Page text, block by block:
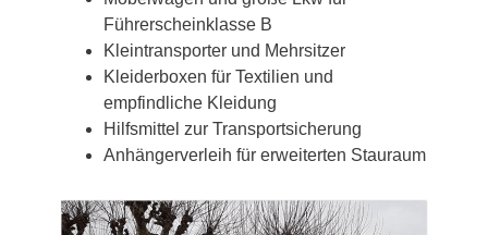
Führerscheinklasse B
Kleintransporter und Mehrsitzer
Kleiderboxen für Textilien und
empfindliche Kleidung
Hilfsmittel zur Transportsicherung
Anhängerverleih für erweiterten Stauraum